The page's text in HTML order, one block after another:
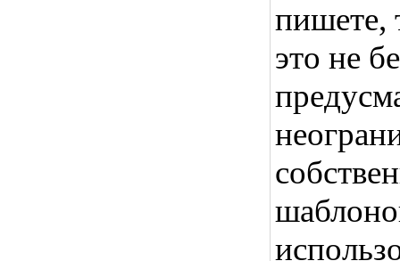
пишете,
это не